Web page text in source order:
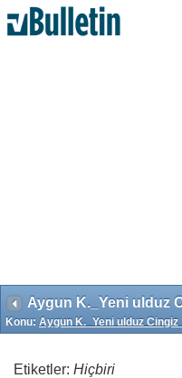
Aygun K._Yeni ulduz
Konu: Aygun K._Yeni ulduz
Etiketler: Hiçbiri
Search Engine Optimization